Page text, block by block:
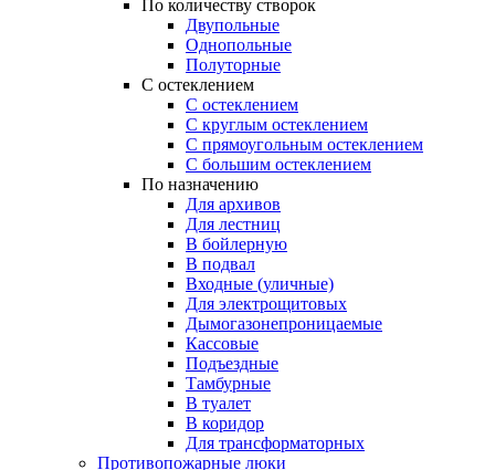
По количеству створок
Двупольные
Однопольные
Полуторные
С остеклением
С остеклением
С круглым остеклением
С прямоугольным остеклением
С большим остеклением
По назначению
Для архивов
Для лестниц
В бойлерную
В подвал
Входные (уличные)
Для электрощитовых
Дымогазонепроницаемые
Кассовые
Подъездные
Тамбурные
В туалет
В коридор
Для трансформаторных
Противопожарные люки